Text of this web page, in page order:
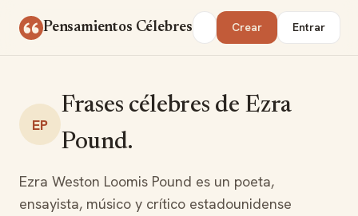
Pensamientos Célebres Buscar Crear Entrar
EP
Frases célebres de Ezra
Pound.
Ezra Weston Loomis Pound es un poeta,
ensayista, músico y crítico estadounidense